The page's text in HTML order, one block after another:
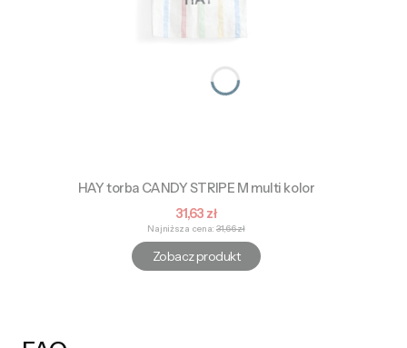
HAY torba CANDY STRIPE M multi kolor
Cena promocyjna
31,63 zł
Najniższa cena: 31,66 zł
Zobacz produkt